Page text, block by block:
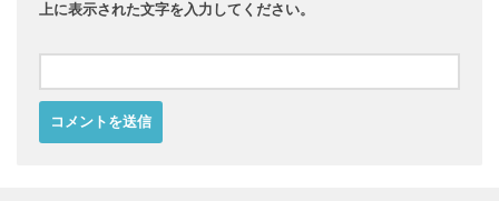
上に表示された文字を入力してください。